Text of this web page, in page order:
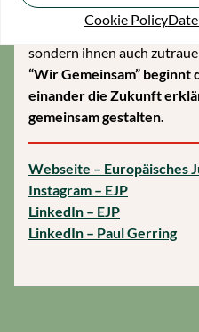
Cookie Policy
dieses “Wir” in Schulen,
nehmen. Dass wir jungen
sondern ihnen auch
“Wir Gemeinsam”
einander die Zukunft
gemeinsam gestalten.
Webseite – Europäisches
Instagram – EJP
LinkedIn – EJP
LinkedIn – Paul Gerring